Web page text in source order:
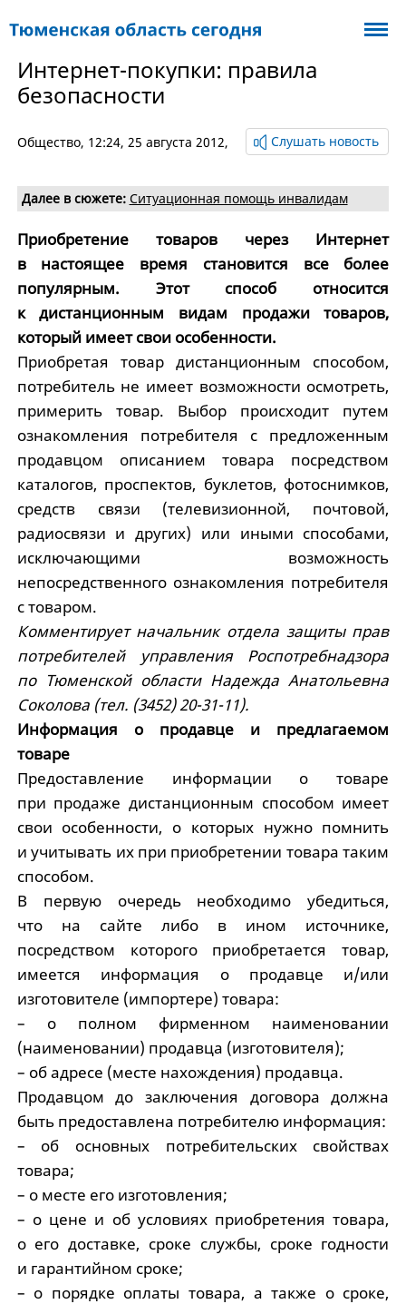
Интернет-покупки: правила
безопасности
Общество, 12:24, 25 августа 2012, Слушать новость
Далее в сюжете: Ситуационная помощь инвалидам
Приобретение товаров через Интернет
в настоящее время становится все более
популярным. Этот способ относится
к дистанционным видам продажи товаров,
который имеет свои особенности.
Приобретая товар дистанционным способом,
потребитель не имеет возможности осмотреть,
примерить товар. Выбор происходит путем
ознакомления потребителя с предложенным
продавцом описанием товара посредством
каталогов, проспектов, буклетов, фотоснимков,
средств связи (телевизионной, почтовой,
радиосвязи и других) или иными способами,
исключающими возможность
непосредственного ознакомления потребителя
с товаром.
Комментирует начальник отдела защиты прав
потребителей управления Роспотребнадзора
по Тюменской области Надежда Анатольевна
Соколова (тел. (3452) 20-31-11).
Информация о продавце и предлагаемом
товаре
Предоставление информации о товаре
при продаже дистанционным способом имеет
свои особенности, о которых нужно помнить
и учитывать их при приобретении товара таким
способом.
В первую очередь необходимо убедиться,
что на сайте либо в ином источнике,
посредством которого приобретается товар,
имеется информация о продавце и/или
изготовителе (импортере) товара:
– о полном фирменном наименовании
(наименовании) продавца (изготовителя);
– об адресе (месте нахождения) продавца.
Продавцом до заключения договора должна
быть предоставлена потребителю информация:
– об основных потребительских свойствах
товара;
– о месте его изготовления;
– о цене и об условиях приобретения товара,
о его доставке, сроке службы, сроке годности
и гарантийном сроке;
– о порядке оплаты товара, а также о сроке,